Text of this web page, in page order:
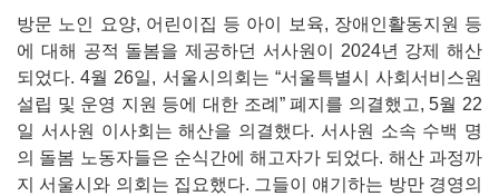
방문 노인 요양, 어린이집 등 아이 보육, 장애인활동지원 등
에 대해 공적 돌봄을 제공하던 서사원이 2024년 강제 해산
되었다. 4월 26일, 서울시의회는 “서울특별시 사회서비스원
설립 및 운영 지원 등에 대한 조례” 폐지를 의결했고, 5월 22
일 서사원 이사회는 해산을 의결했다. 서사원 소속 수백 명
의 돌봄 노동자들은 순식간에 해고자가 되었다. 해산 과정까
지 서울시와 의회는 집요했다. 그들이 얘기하는 방만 경영의